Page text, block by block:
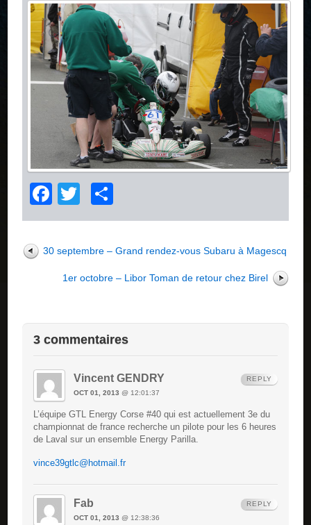
Facebook
Twitter
30 septembre – Grand rendez-vous Subaru à Magescq
1er octobre – Libor Toman de retour chez Birel
3 commentaires
Vincent GENDRY
OCT 01, 2013 @ 12:01:37
L’équipe GTL Energy Corse #40 qui est actuellement 3e du
championnat de france recherche un pilote pour les 6 heures
de Laval sur un ensemble Energy Parilla.
vince39gtlc@hotmail.fr
REPLY
Fab
OCT 01, 2013 @ 12:38:36
REPLY